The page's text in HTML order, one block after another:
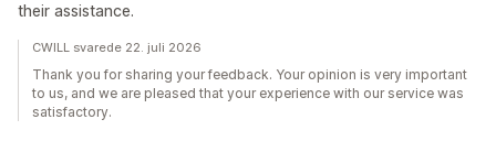
their assistance.
CWILL svarede 22. juli 2026
Thank you for sharing your feedback. Your opinion is very important
to us, and we are pleased that your experience with our service was
satisfactory.